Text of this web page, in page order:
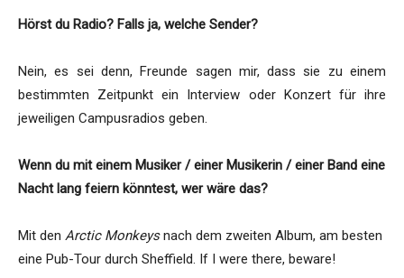
Hörst du Radio? Falls ja, welche Sender?
Nein, es sei denn, Freunde sagen mir, dass sie zu einem
bestimmten Zeitpunkt ein Interview oder Konzert für ihre
jeweiligen Campusradios geben.
Wenn du mit einem Musiker / einer Musikerin / einer Band eine
Nacht lang feiern könntest, wer wäre das?
Mit den Arctic Monkeysnach dem zweiten Album, am besten
eine Pub-Tour durch Sheffield. If I were there, beware!